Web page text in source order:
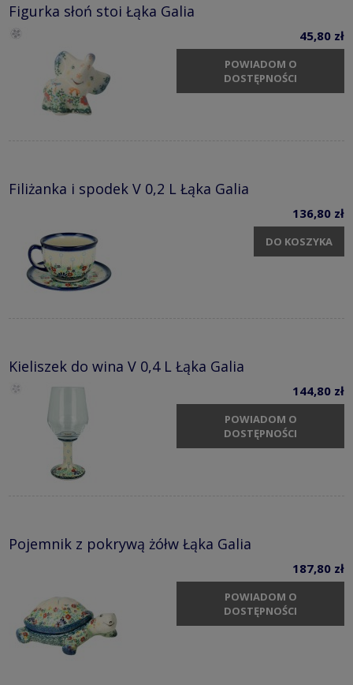
Figurka słoń stoi Łąka Galia
45,80 zł
POWIADOM O
DOSTĘPNOŚCI
Filiżanka i spodek V 0,2 L Łąka Galia
136,80 zł
DO KOSZYKA
Kieliszek do wina V 0,4 L Łąka Galia
144,80 zł
POWIADOM O
DOSTĘPNOŚCI
Pojemnik z pokrywą żółw Łąka Galia
187,80 zł
POWIADOM O
DOSTĘPNOŚCI